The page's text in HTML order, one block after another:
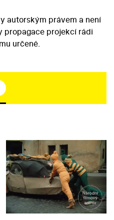
autorským právem a není
propagace projekcí rádi
určené.